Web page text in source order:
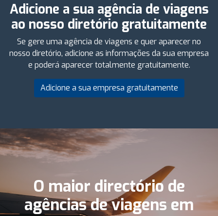
Adicione a sua agência de viagens
ao nosso diretório gratuitamente
Se gere uma agência de viagens e quer aparecer no
nosso diretório, adicione as informações da sua empresa
e poderá aparecer totalmente gratuitamente.
Adicione a sua empresa gratuitamente
O maior directório de
agências de viagens em